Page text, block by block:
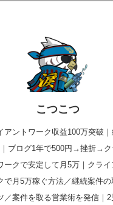
こつこつ
アントワーク収益100万突破
ブログ1年で500円→挫折→ク
ークで安定して月5万｜クライ
で月5万稼ぐ方法／継続案件
／案件を取る営業術を発信｜2